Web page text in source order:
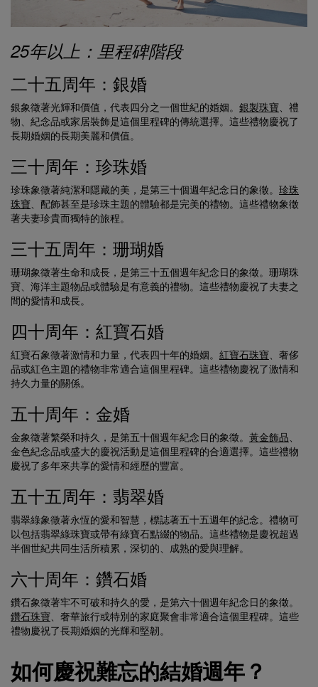
25年以上：里程碑階段
二十五周年：銀婚
銀象徵著光輝和價值，代表四分之一個世紀的婚姻。 銀製珠寶、禮
物、紀念品或家居裝飾是這個里程碑的傳統選擇。這些禮物慶祝了
長期婚姻的長期美麗和價值。
三十周年：珍珠婚
珍珠象徵著純潔和隱藏的美，是第三十個週年紀念日的象徵。 珍珠
珠寶、配飾甚至是珍珠主題的體驗都是完美的禮物。這些禮物象徵
著夫妻珍貴而獨特的旅程。
三十五周年：珊瑚婚
珊瑚象徵著生命和成長，是第三十五個週年紀念日的象徵。珊瑚珠
寶、海洋主題物品或體驗是有意義的禮物。這些禮物慶祝了夫妻之
間的愛情和成長。
四十周年：紅寶石婚
紅寶石象徵著激情和力量，代表四十年的婚姻。 紅寶石珠寶、奢侈
品或紅色主題的禮物非常適合這個里程碑。這些禮物慶祝了激情和
持久力量的關係。
五十周年：金婚
金象徵著繁榮和持久，是第五十個週年紀念日的象徵。 黃金飾品、
金色紀念品或盛大的慶祝活動是這個里程碑的合適選擇。這些禮物
慶祝了多年來共享的愛情和經歷的豐富。
五十五周年：翡翠婚
翡翠綠象徵著永恆的愛和智慧，標誌著五十五週年的紀念。禮物可
以包括翡翠綠珠寶或帶有綠寶石點綴的物品。這些禮物是慶祝超過
半個世紀共同生活所積累，深切的、成熟的愛與理解。
六十周年：鑽石婚
鑽石象徵著牢不可破和持久的愛，是第六十個週年紀念日的象徵。
鑽石珠寶、奢華旅行或特別的家庭聚會非常適合這個里程碑。這些
禮物慶祝了長期婚姻的光輝和堅韌。
如何慶祝難忘的結婚週年？